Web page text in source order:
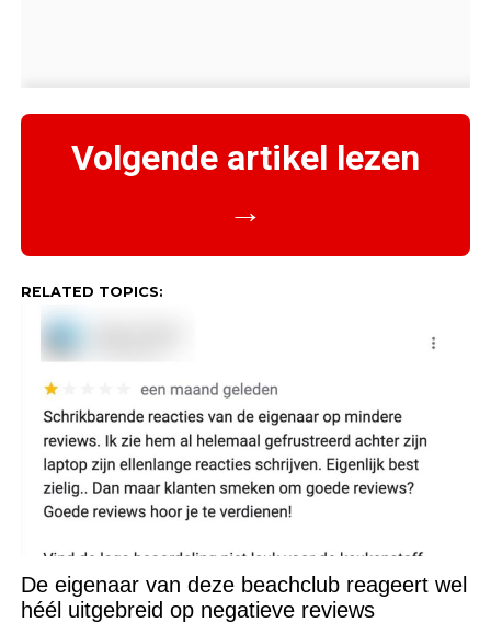
Volgende artikel lezen
→
RELATED TOPICS:
De eigenaar van deze beachclub reageert wel
héél uitgebreid op negatieve reviews